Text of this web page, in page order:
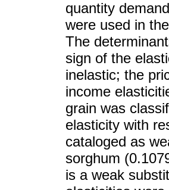
quantity
were used in
The
sign of the
inelastic; the
income
grain was
elasticity with
cataloged as
sorghum
is a weak